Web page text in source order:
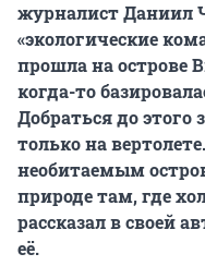
журналист Даниил
«экологические
прошла на острове
когда-то
Добраться до
только на
необитаемым
природе там, где
рассказал в своей
её.